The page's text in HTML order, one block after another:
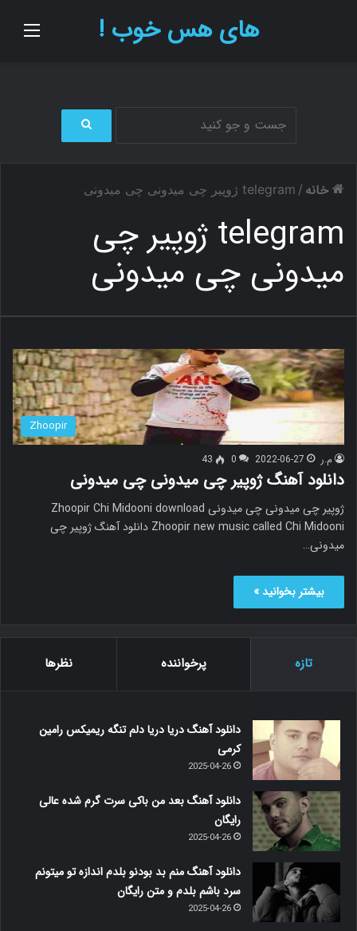
های هس خوب !
ج
ج
خانه / telegram ژوپیر چی میدونی چی میدونی
telegram ژوپیر چی
میدونی چی میدونی
Zhoopir
م.ر 2022-06-27
0
43
دانلود آهنگ ژوپیر چی میدونی چی میدونی
ژوپیر چی میدونی چی میدونی Zhoopir Chi Midooni download
Zhoopir new music called Chi Midooni دانلود آهنگ ژوپیر چی
میدونی…
بیشتر بخوانید »
تازه پرخواننده نظرها
دانلود آهنگ دریا دریا دلم تنگه ریمیکس رامین
کرمی
2025-04-26
دانلود آهنگ بعد من باکی سرت گرم شده عالی
رایگان
2025-04-26
دانلود آهنگ منم بد بودنو بلدم اندازه تو میتونم
سرد باشم بلدم و متن رایگان
2025-04-26